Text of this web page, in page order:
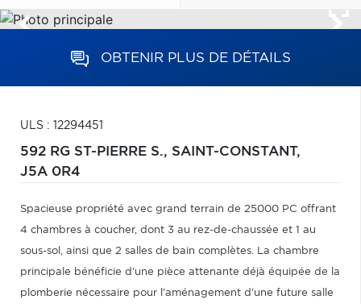
OBTENIR PLUS DE DÉTAILS
ULS : 12294451
592 RG ST-PIERRE S., SAINT-CONSTANT,
J5A 0R4
Spacieuse propriété avec grand terrain de 25000 PC offrant
4 chambres à coucher, dont 3 au rez-de-chaussée et 1 au
sous-sol, ainsi que 2 salles de bain complètes. La chambre
principale bénéficie d'une pièce attenante déjà équipée de la
plomberie nécessaire pour l'aménagement d'une future salle